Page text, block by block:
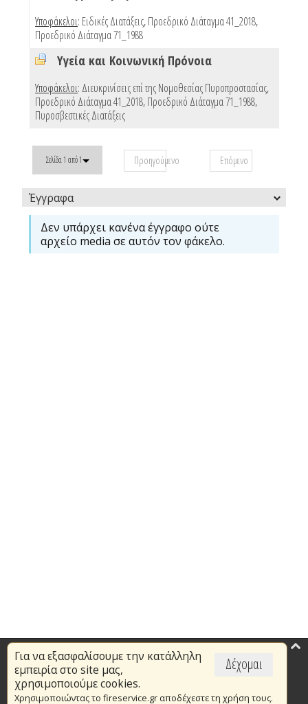
Υποφάκελοι: Ειδικές Διατάξεις,Προεδρικό Διάταγμα 41_2018,
Προεδρικό Διάταγμα 71_1988
Υγεία και Κοινωνική Πρόνοια
Υποφάκελοι: Διευκρινίσεις επί της Νομοθεσίας Πυροπροστασίας,
Προεδρικό Διάταγμα 41_2018,Προεδρικό Διάταγμα 71_1988,
Πυροσβεστικές Διατάξεις
Σελίδα 1 από 1 Προηγούμενο Επόμενο
Έγγραφα
Δεν υπάρχει κανένα έγγραφο ούτε
αρχείο media σε αυτόν τον φάκελο.
Δέχομαι
Για να εξασφαλίσουμε την κατάλληλη
εμπειρία στο site μας,
χρησιμοποιούμε cookies.
Χρησιμοποιώντας το fireservice.gr αποδέχεστε τη χρήση τους.
Επικαιρότητα
Το Πυροσβεστικό Σώμα